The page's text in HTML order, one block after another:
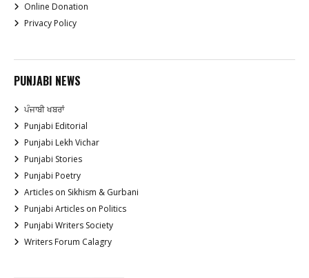
Online Donation
Privacy Policy
PUNJABI NEWS
ਪੰਜਾਬੀ ਖਬਰਾਂ
Punjabi Editorial
Punjabi Lekh Vichar
Punjabi Stories
Punjabi Poetry
Articles on Sikhism & Gurbani
Punjabi Articles on Politics
Punjabi Writers Society
Writers Forum Calagry